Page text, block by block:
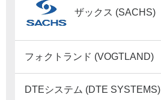
ザックス (SACHS)
フォクトランド (VOGTLAND)
DTEシステム (DTE SYSTEMS)